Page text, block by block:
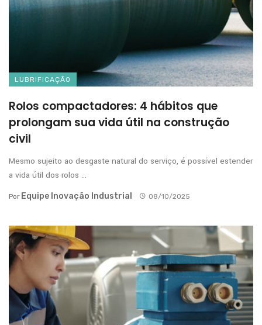
LUBRIFICAÇÃO
Rolos compactadores: 4 hábitos que
prolongam sua vida útil na construção
civil
Mesmo sujeito ao desgaste natural do serviço, é possível estender
a vida útil dos rolos ...
Por Equipe Inovação Industrial 08/10/2025